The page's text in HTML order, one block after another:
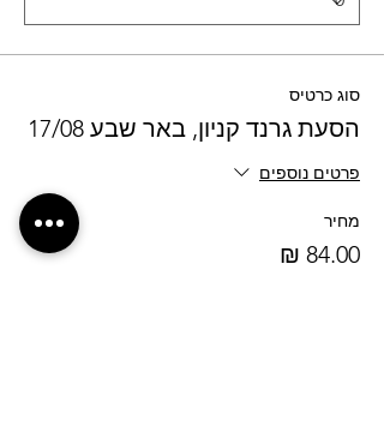
סוג כרטיס
הסעת גרנד קניון, באר שבע 17/08
פרטים נוספים
מחיר